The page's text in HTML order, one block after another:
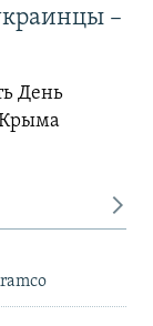
–
День